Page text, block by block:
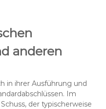
anderen
in ihrer Ausführung und
Im
der typischerweise